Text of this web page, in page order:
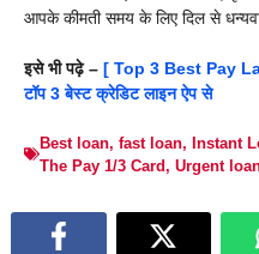
आपके कीमती समय के लिए दिल से
इसे भी पढ़े – [ Top 3 Best Pay
टॉप 3 बेस्ट क्रेडिट लाइन ऐप से
Best loan, fast loan, Instant
The Pay 1/3 Card, Urgent